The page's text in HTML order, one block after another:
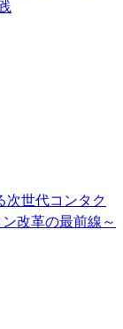
次世代コンタク
改革の最前線～